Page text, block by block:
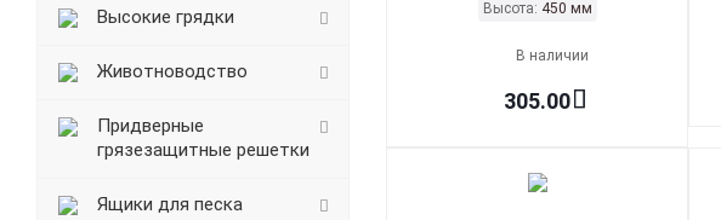
Высота: 450 мм
В наличии
305.00
Высокие грядки
Животноводство
Придверные
грязезащитные решетки
Ящики для песка